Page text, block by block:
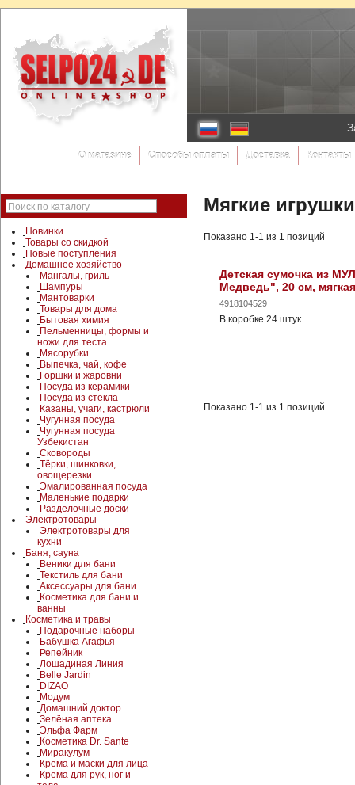
О магазине Способы оплаты Доставка Контакты
Поиск по каталогу
Новинки
Товары со скидкой
Новые поступления
Домашнее хозяйство
Мангалы, гриль
Шампуры
Мантоварки
Товары для дома
Бытовая химия
Пельменницы, формы и
ножи для теста
Мясорубки
Выпечка, чай, кофе
Горшки и жаровни
Посуда из керамики
Посуда из стекла
Казаны, учаги, кастрюли
Чугунная посуда
Чугунная посуда
Узбекистан
Сковороды
Тёрки, шинковки,
овощерезки
Эмалированная посуда
Маленькие подарки
Разделочные доски
Электротовары
Электротовары для
кухни
Баня, сауна
Веники для бани
Текстиль для бани
Аксессуары для бани
Косметика для бани и
ванны
Косметика и травы
Подарочные наборы
Бабушка Агафья
Репейник
Лошадиная Линия
Belle Jardin
DIZAO
Модум
Домашний доктор
Зелёная аптека
Эльфа Фарм
Косметика Dr. Sante
Миракулум
Крема и маски для лица
Крема для рук, ног и
Мягкие игрушки
Показано 1-1 из 1 позиций
Детская сумочка из
Медведь", 20 см, мягкая
4918104529
В коробке 24 штук
Показано 1-1 из 1 позиций